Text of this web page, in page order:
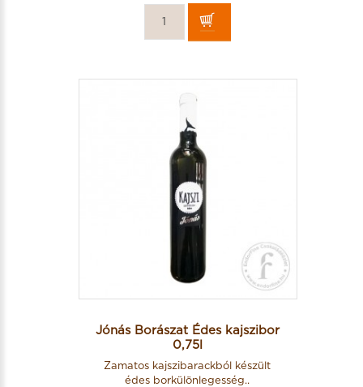
Jónás Borászat Édes kajszibor
0,75l
Zamatos kajszibarackból készült
édes borkülönlegesség..